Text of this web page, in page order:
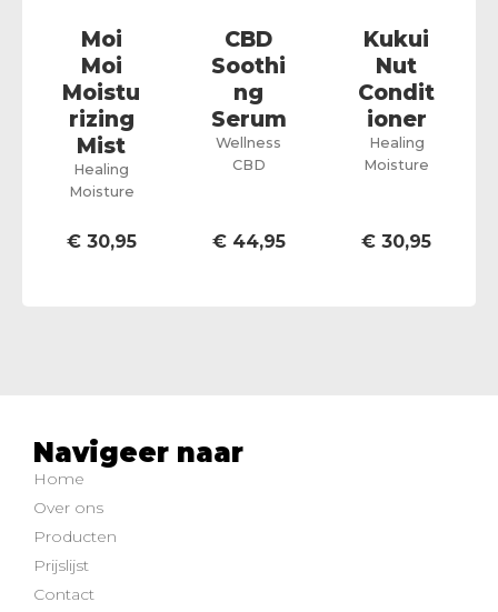
Moi
Moi
Moistu
rizing
Mist
Healing
Moisture
€30,95
CBD
Soothi
ng
Serum
Wellness
CBD
€44,95
Kukui
Nut
Condit
ioner
Healing
Moisture
€ 30,95
Navigeer naar
Home
Over ons
Producten
Prijslijst
Contact